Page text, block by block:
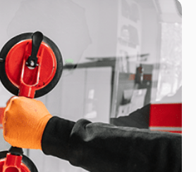
zu
Sie größere Risse und
spezialisiertes Verfahren,
Ihrer Scheibe effektiv